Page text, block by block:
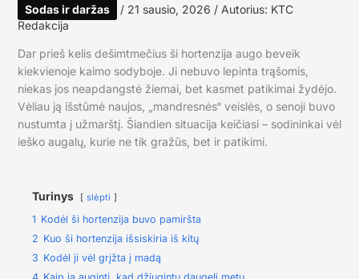
Sodas ir daržas / 21 sausio, 2026 / Autorius: KTC
Redakcija
Dar prieš kelis dešimtmečius ši hortenzija augo beveik
kiekvienoje kaimo sodyboje. Ji nebuvo lepinta trąšomis,
niekas jos neapdangstė žiemai, bet kasmet patikimai žydėjo.
Vėliau ją išstūmė naujos, „mandresnės“ veislės, o senoji buvo
nustumta į užmarštį. Šiandien situacija keičiasi – sodininkai vėl
ieško augalų, kurie ne tik gražūs, bet ir patikimi.
Turinys slėpti
1 Kodėl ši hortenzija buvo pamiršta
2 Kuo ši hortenzija išsiskiria iš kitų
3 Kodėl ji vėl grįžta į madą